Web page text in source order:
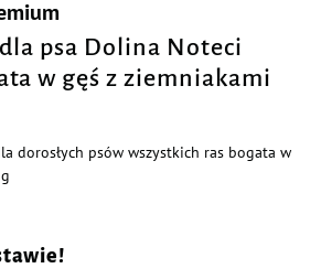
psa Dolina Noteci
w gęś z ziemniakami
dorosłych psów wszystkich ras bogata w